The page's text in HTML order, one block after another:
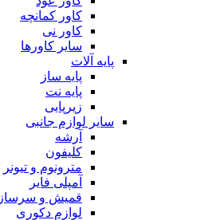
کاور کمانچه
کاور نی
سایر کاورها
پایه آلات
پایه ساز
پایه نت
زیرپایی
سایر لوازم جانبی
آرشه
کلیفون
مترونوم و تیونر
آمپلی فایر
قمیش و سرساز
لوازم دکوری